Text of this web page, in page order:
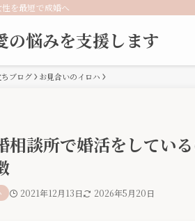
を最短で成婚へ
の悩みを支援します
ブログ お見合いのイロハ
相談所で婚活をしてい
2021年12月13日 2026年5月20日